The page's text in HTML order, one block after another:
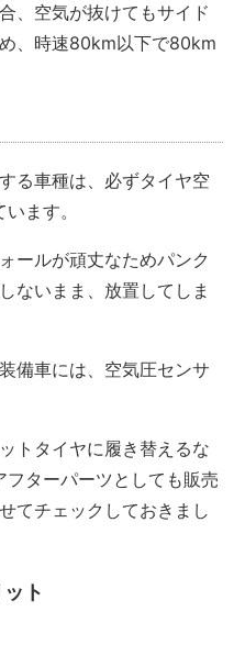
、空気が抜けてもサイド
、時速80km以下で80km
る車種は、必ずタイヤ空
ます。
ールが頑丈なためパンク
ないまま、放置してしま
備車には、空気圧センサ
トタイヤに履き替えるな
ターパーツとしても販売
てチェックしておきまし
ト